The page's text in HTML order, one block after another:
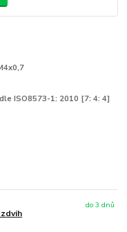
ISO8573-1: 2010 [7: 4: 4]
do 3 dnů